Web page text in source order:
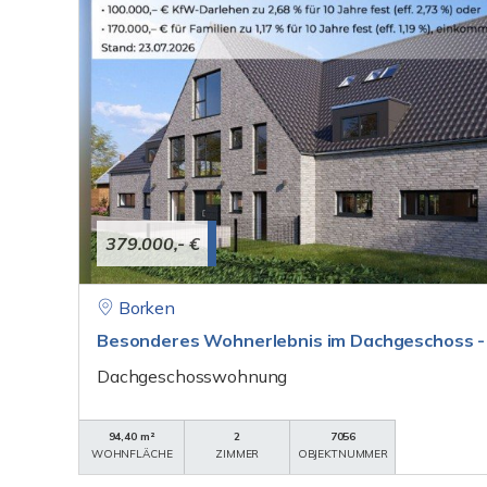
379.000,- €
Borken
Besonderes Wohnerlebnis im Dachgeschoss
Dachgeschosswohnung
94,40 m²
WOHNFLÄCHE
2
ZIMMER
7056
OBJEKTNUMMER